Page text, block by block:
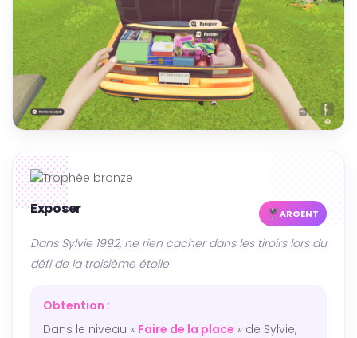
Exposer ARGENT
Dans Sylvie 1992, ne rien cacher dans les tiroirs lors du
défi de la troisième étoile
Obtention :
Dans le niveau « Faire de la place » de Sylvie,